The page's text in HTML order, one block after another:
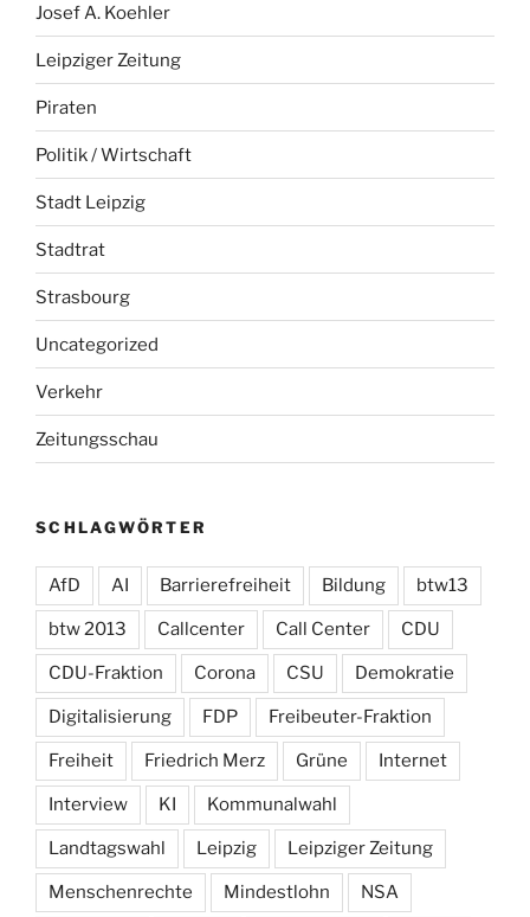
Josef A. Koehler
Leipziger Zeitung
Piraten
Politik / Wirtschaft
Stadt Leipzig
Stadtrat
Strasbourg
Uncategorized
Verkehr
Zeitungsschau
SCHLAGWÖRTER
AfD AI Barrierefreiheit Bildung btw13
btw 2013 Callcenter Call Center CDU
CDU-Fraktion Corona CSU Demokratie
Digitalisierung FDP Freibeuter-Fraktion
Freiheit Friedrich Merz Grüne Internet
Interview KI Kommunalwahl
Landtagswahl Leipzig Leipziger Zeitung
Menschenrechte Mindestlohn NSA